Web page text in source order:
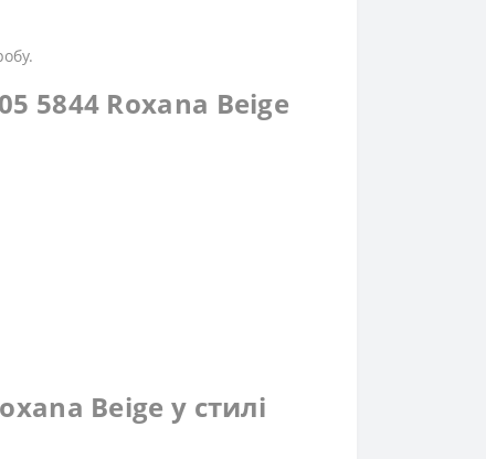
5844 Roxana Beige
Beige у стилі